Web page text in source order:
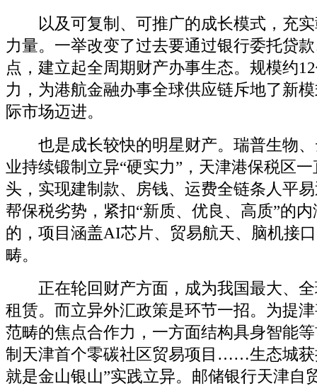
以及可复制、可推广的成长模式，充实
力量。一举改变了过去要通过银行委托贷
点，建立起全周期财产办事生态。规模约
力，为港航金融办事全球供应链斥地了新
际市场迈进。
也是成长较快的明星财产。瑞普生物、
业持续锻制立异“硬实力”，天津港保税区
头，实现建制款、房钱、运费全链条人平
帮保税劣势，紧扣“新质、优良、高质”的
的，项目涵盖AI芯片、贸易航天、脑机接
畴。
正在轮回财产方面，成为我国最大、全
租赁。而立异外汇政策是环节一招。为提
范畴的焦点合作力，一方面结构具身智能
制天津首个零碳社区贸易项目……生态城获
就是金山银山”实践立异。邮储银行天津自